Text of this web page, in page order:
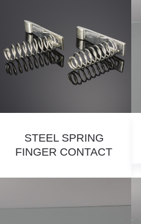
STEEL SPRING
FINGER CONTACT